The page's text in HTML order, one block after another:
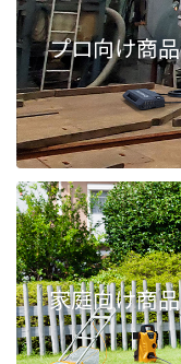
プロ向け商品
家庭向け商品